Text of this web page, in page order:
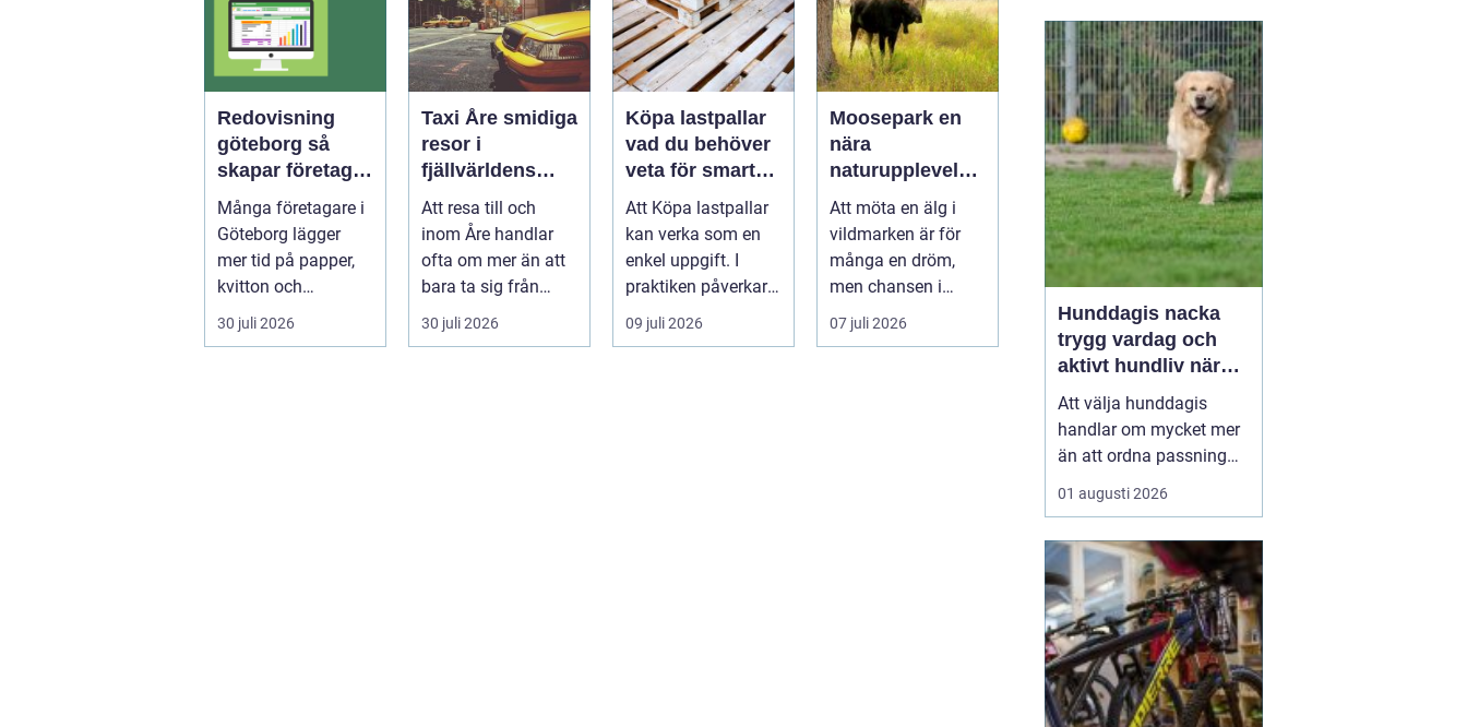
Redovisning
göteborg så
skapar företag
bättre kontroll
och mer tid
Många företagare i
Göteborg lägger
mer tid på papper,
kvitton och
myndighetskrav än
på kunder och ut...
30 juli 2026
Taxi Åre smidiga
resor i
fjällvärldens
hjärta
Att resa till och
inom Åre handlar
ofta om mer än att
bara ta sig från
punkt A till B. Vädret
skifta...
30 juli 2026
Köpa lastpallar
vad du behöver
veta för smarta
och hållbara val
Att Köpa lastpallar
kan verka som en
enkel uppgift. I
praktiken påverkar
valet av pall hela
09 juli 2026
Moosepark en
nära
naturupplevelse
i hjärtat av
småland
Att möta en älg i
vildmarken är för
många en dröm,
men chansen i
naturen är ofta liten
och flyktig. ...
07 juli 2026
och använda den när
elpriserna stiger, går det
att sänka kostnaderna,
kapa effekttoppar och
bli mindre kän...
Hunddagis nacka
trygg vardag och
aktivt hundliv nära
stan
Att välja hunddagis
handlar om mycket mer
än att ordna passning
under arbetsdagen. För
många hundägare i
avgörande för att
vardagen ska fungera
och för att hunden ska
få ett rikt och välmående
liv. Ett bra hunddagis
kombinerar t...
01 augusti 2026